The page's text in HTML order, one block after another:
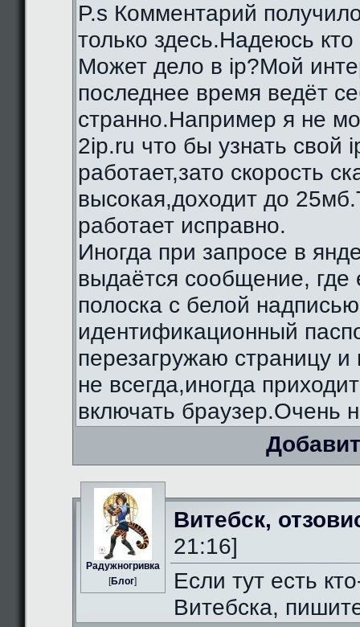
P.s Комментарий
только здесь.Надеюсь
Может дело в ip?Мой
последнее время ведёт
странно.Например я не
2ip.ru что бы узнать свой
работает,зато скорость
высокая,доходит до
работает исправно.
Иногда при запросе в
выдаётся сообщение, где
полоска с белой
идентификационный
перезагружаю страницу и
не всегда,иногда
включать браузер.Очень
Радужногривка
[Блог]
Витебск,
21:16]
Если тут есть
Витебска,